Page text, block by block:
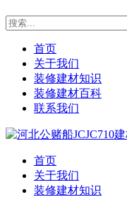
首页
关于我们
装修建材知识
装修建材百科
联系我们
首页
关于我们
装修建材知识